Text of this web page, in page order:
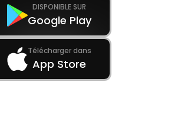
DISPONIBLE SUR
Google Play
Télécharger dans
App Store